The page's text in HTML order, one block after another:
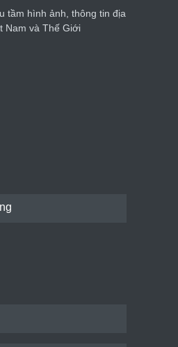
lịch quốc gia
đẹp Việt Nam 24/04/2020
tầm hình ảnh, thông tin địa
Nam và Thế Giới